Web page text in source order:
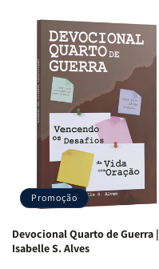
Promoção
Devocional Quarto de Guerra |
Isabelle S. Alves